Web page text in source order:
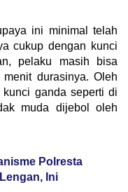
ini minimal telah
cukup dengan kunci
pelaku masih bisa
durasinya. Oleh
ganda seperti di
muda dijebol oleh
Polresta
Ini